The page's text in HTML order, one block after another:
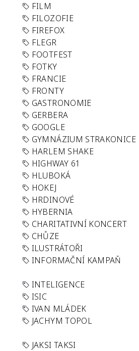
FILM
FILOZOFIE
FIREFOX
FLEGR
FOOTFEST
FOTKY
FRANCIE
FRONTY
GASTRONOMIE
GERBERA
GOOGLE
GYMNÁZIUM STRAKONICE
HARLEM SHAKE
HIGHWAY 61
HLUBOKÁ
HOKEJ
HRDINOVÉ
HYBERNIA
CHARITATIVNÍ KONCERT
CHŮZE
ILUSTRÁTOŘI
INFORMAČNÍ KAMPAŇ
INTELIGENCE
ISIC
IVAN MLÁDEK
JACHYM TOPOL
JAKSI TAKSI